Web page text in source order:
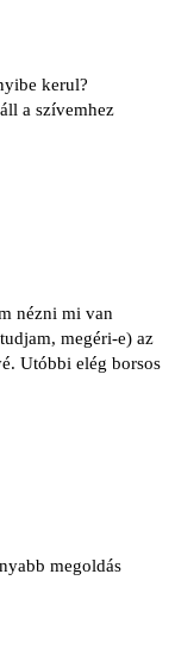
kerul?
a szívemhez
nézni mi van
megéri-e) az
Utóbbi elég borsos
megoldás